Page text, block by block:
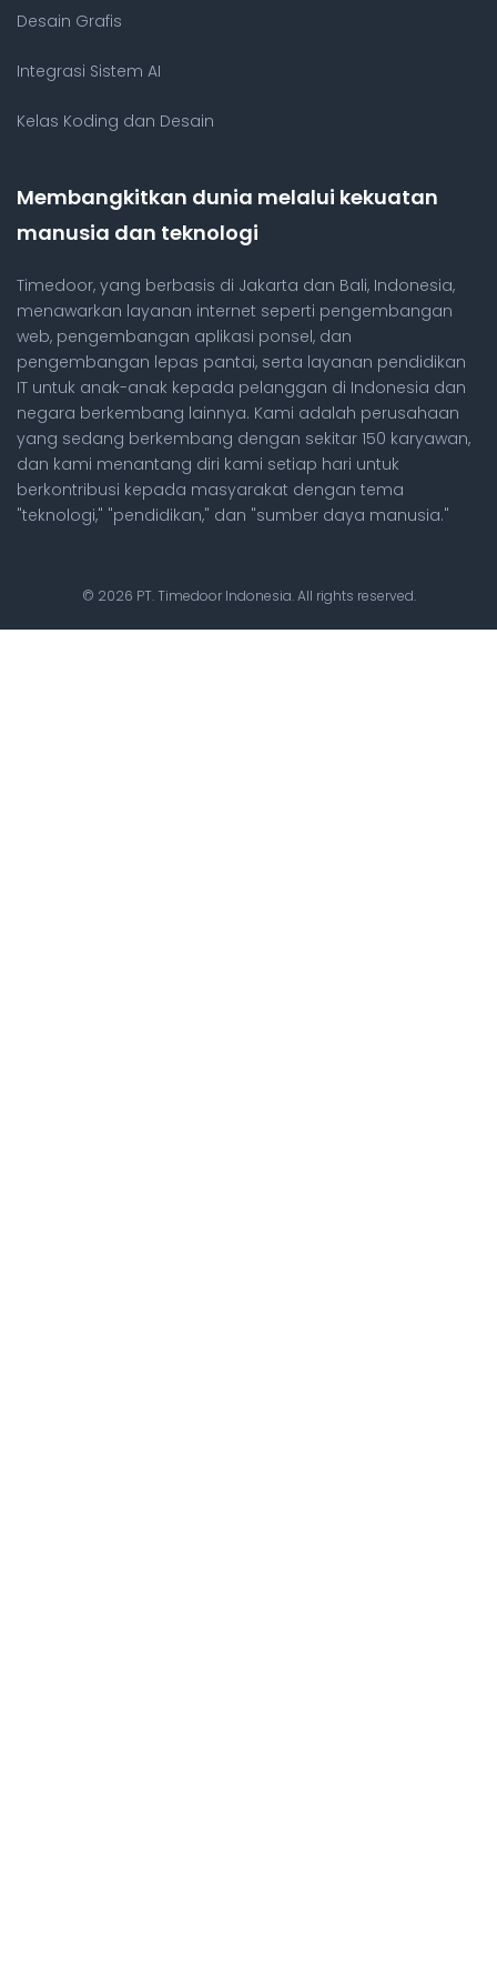
Desain Grafis
Integrasi Sistem AI
Kelas Koding dan Desain
Membangkitkan dunia melalui kekuatan
manusia dan teknologi
Timedoor, yang berbasis di Jakarta dan Bali, Indonesia,
menawarkan layanan internet seperti pengembangan
web, pengembangan aplikasi ponsel, dan
pengembangan lepas pantai, serta layanan pendidikan
IT untuk anak-anak kepada pelanggan di Indonesia dan
negara berkembang lainnya. Kami adalah perusahaan
yang sedang berkembang dengan sekitar 150 karyawan,
dan kami menantang diri kami setiap hari untuk
berkontribusi kepada masyarakat dengan tema
"teknologi," "pendidikan," dan "sumber daya manusia."
© 2026 PT. Timedoor Indonesia. All rights reserved.